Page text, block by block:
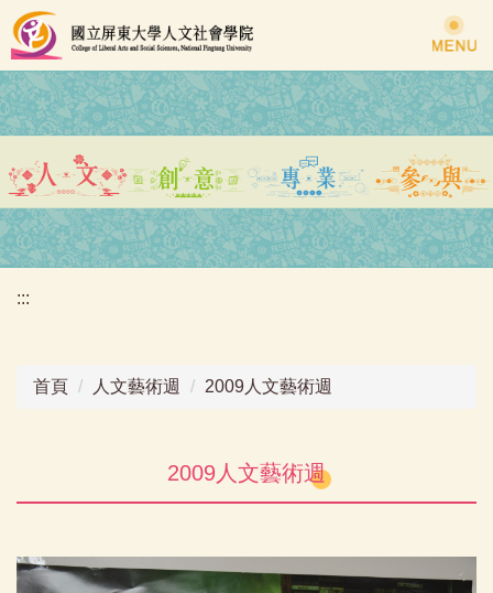
跳
到
主
要
內
區
:::
首頁 人文藝術週 2009人文藝術週
2009人文藝術週